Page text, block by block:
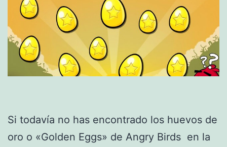
Si todavía no has encontrado los huevos de
oro o «Golden Eggs» de Angry Birds en la